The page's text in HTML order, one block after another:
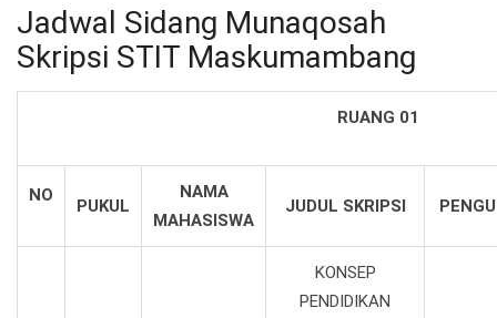
Jadwal Sidang Munaqosah
Skripsi STIT Maskumambang
RUANG 01
NO
PUKUL
NAMA
MAHASISWA
JUDUL SKRIPSI
KONSEP
PENDIDIKAN